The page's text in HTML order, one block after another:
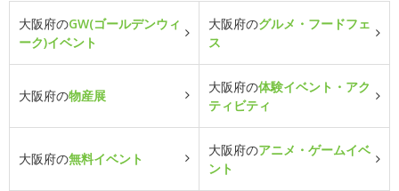
大阪府のGW(ゴールデンウィ
ーク)イベント
大阪府のグルメ・フードフェ
ス
大阪府の物産展
大阪府の体験イベント・アク
ティビティ
大阪府の無料イベント
大阪府のアニメ・ゲームイベ
ント